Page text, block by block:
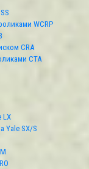
WCRP
CRA
СТА
LX
Yale SX/S